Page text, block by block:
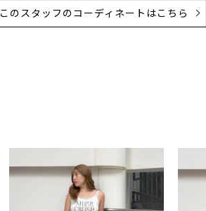
このスタッフのコーディネートはこちら